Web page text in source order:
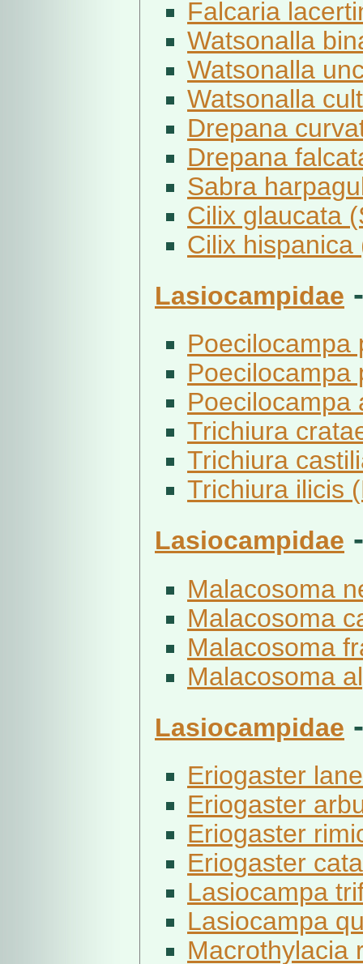
Falcaria
Watsonalla
Watsonalla
Watsonalla
Drepana
Drepana
Sabra
Cilix glaucata
Cilix
Lasiocampidae
Poecilocampa
Poecilocampa
Poecilocampa
Trichiura
Trichiura
Trichiura ilicis
Lasiocampidae
Malacosoma
Malacosoma
Malacosoma
Malacosoma
Lasiocampidae
Eriogaster
Eriogaster
Eriogaster
Eriogaster
Lasiocampa
Lasiocampa
Macrothylacia